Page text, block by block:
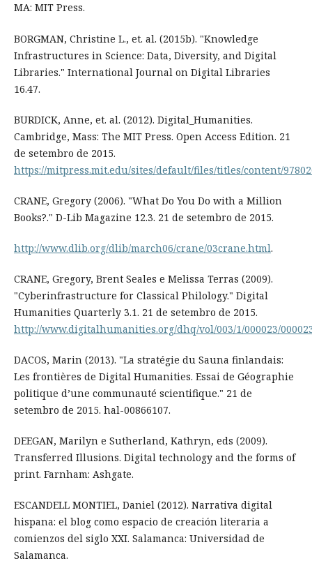
MA: MIT Press.
BORGMAN, Christine L., et. al. (2015b). "Knowledge
Infrastructures in Science: Data, Diversity, and Digital
Libraries." International Journal on Digital Libraries
16.47.
BURDICK, Anne, et. al. (2012). Digital_Humanities.
Cambridge, Mass: The MIT Press. Open Access Edition. 21
de setembro de 2015.
https://mitpress.mit.edu/sites/default/files/titles/content/
CRANE, Gregory (2006). "What Do You Do with a Million
Books?." D-Lib Magazine 12.3. 21 de setembro de 2015.
http://www.dlib.org/dlib/march06/crane/03crane.html.
CRANE, Gregory, Brent Seales e Melissa Terras (2009).
"Cyberinfrastructure for Classical Philology." Digital
Humanities Quarterly 3.1. 21 de setembro de 2015.
http://www.digitalhumanities.org/dhq/vol/003/1/000023/
DACOS, Marin (2013). "La stratégie du Sauna finlandais:
Les frontières de Digital Humanities. Essai de Géographie
politique d’une communauté scientifique." 21 de
setembro de 2015. hal-00866107.
DEEGAN, Marilyn e Sutherland, Kathryn, eds (2009).
Transferred Illusions. Digital technology and the forms of
print. Farnham: Ashgate.
ESCANDELL MONTIEL, Daniel (2012). Narrativa digital
hispana: el blog como espacio de creación literaria a
comienzos del siglo XXI. Salamanca: Universidad de
Salamanca.